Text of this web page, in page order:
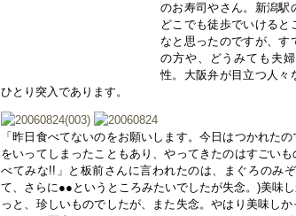
のお寿司やさん。新潟駅
どこでも徒歩でいける
なと思ったのですが、す
の方や、どうみても夫
性。大阪弁が目立つ人々
ひとり突入であります。
「昨日食べてないのをお願いします。今日はつかれた
をいってしまったこともあり、やってきたのはすごい
べてみな!!」と板前さんに言われたのは、まぐろのみ
て、さらに●●というところみたいでしたが失念。)美味
っと、珍しいものでしたが、また失念。やはり美味し